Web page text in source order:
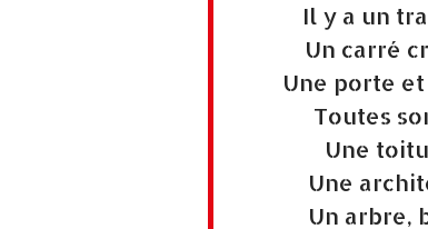
Il y a un
Un carré
Une porte
Toutes
Une
Une
Un arbre,